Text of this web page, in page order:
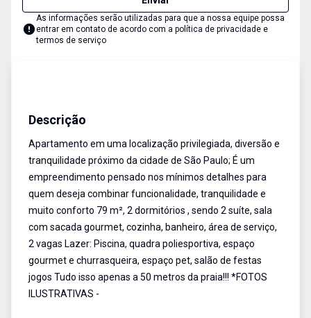
As informações serão utilizadas para que a nossa equipe possa
entrar em contato de acordo com a política de privacidade e
termos de serviço
Descrição
Apartamento em uma localização privilegiada, diversão e
tranquilidade próximo da cidade de São Paulo; É um
empreendimento pensado nos mínimos detalhes para
quem deseja combinar funcionalidade, tranquilidade e
muito conforto 79 m², 2 dormitórios , sendo 2 suíte, sala
com sacada gourmet, cozinha, banheiro, área de serviço,
2 vagas Lazer: Piscina, quadra poliesportiva, espaço
gourmet e churrasqueira, espaço pet, salão de festas
jogos Tudo isso apenas a 50 metros da praia!!! *FOTOS
ILUSTRATIVAS -